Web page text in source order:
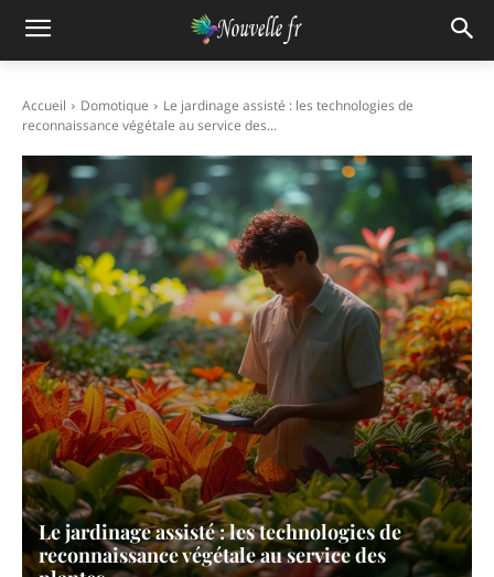
Accueil Domotique
Le jardinage assisté : les technologies de
reconnaissance végétale au service des...
Le jardinage assisté : les technologies de
reconnaissance végétale au service des